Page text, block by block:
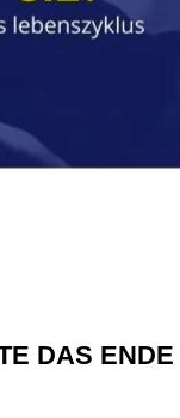
DAS ENDE